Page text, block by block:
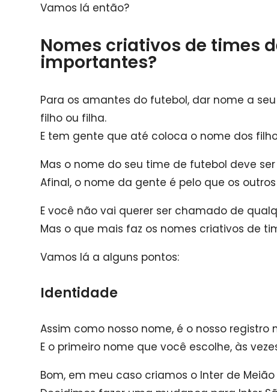
Vamos lá então?
Nomes criativos de times
importantes?
Para os amantes do futebol, dar nome a
filho ou filha.
E tem gente que até coloca o nome dos
Mas o nome do seu time de futebol deve
Afinal, o nome da gente é pelo que os
E você não vai querer ser chamado de
Mas o que mais faz os nomes criativos de
Vamos lá a alguns pontos:
Identidade
Assim como nosso nome, é o nosso registro
E o primeiro nome que você escolhe, às
Bom, em meu caso criamos o Inter de Meião